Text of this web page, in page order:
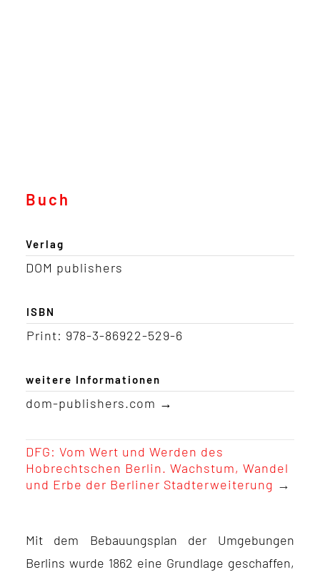
Buch
Verlag
DOM publishers
ISBN
Print: 978-3-86922-529-6
weitere Informationen
dom-publishers.com →
DFG: Vom Wert und Werden des
Hobrechtschen Berlin. Wachstum, Wandel
und Erbe der Berliner Stadterweiterung →
Mit dem Bebauungsplan der Umgebungen
Berlins wurde 1862 eine Grundlage geschaffen,